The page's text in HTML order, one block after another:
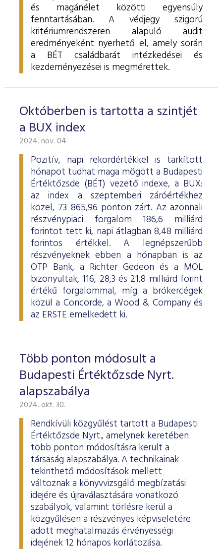
és magánélet közötti egyensúly
fenntartásában.
A védjegy szigorú
kritériumrendszeren alapuló audit
eredményeként nyerhető el, amely során
a BÉT családbarát intézkedései és
kezdeményezései is megmérettek.
Októberben is tartotta a szintjét
a BUX index
2024. nov. 04.
Pozitív, napi rekordértékkel is tarkított
hónapot tudhat maga mögött a Budapesti
Értéktőzsde (BÉT) vezető indexe, a BUX:
az index a szeptemberi záróértékhez
közel, 73 865,96 ponton zárt. Az azonnali
részvénypiaci forgalom 186,6 milliárd
forintot tett ki, napi átlagban 8,48 milliárd
forintos értékkel. A legnépszerűbb
részvényeknek ebben a hónapban is az
OTP Bank, a Richter Gedeon és a MOL
bizonyultak, 116, 28,3 és 21,8 milliárd forint
értékű forgalommal, míg a brókercégek
közül a Concorde, a Wood & Company és
az ERSTE emelkedett ki.
Több ponton módosult a
Budapesti Értéktőzsde Nyrt.
alapszabálya
2024. okt. 30.
Rendkívüli közgyűlést tartott a Budapesti
Értéktőzsde Nyrt., amelynek keretében
több ponton módosításra került a
társaság alapszabálya. A technikainak
tekinthető módosítások mellett
változnak a könyvvizsgáló megbízatási
idejére és újraválasztására vonatkozó
szabályok, valamint törlésre kerül a
közgyűlésen a részvényes képviseletére
adott meghatalmazás érvényességi
idejének 12 hónapos korlátozása.